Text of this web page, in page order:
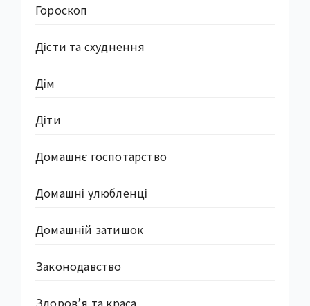
Гороскоп
Дієти та схуднення
Дім
Діти
Домашнє госпотарство
Домашні улюбленці
Домашній затишок
Законодавство
Здоров’я та краса